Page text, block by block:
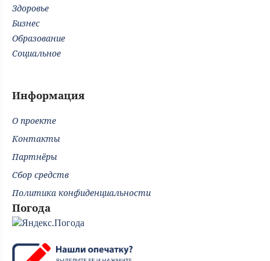
Здоровье
Бизнес
Образование
Социальное
Информация
О проекте
Контакты
Партнёры
Сбор средств
Политика конфиденциальности
Погода